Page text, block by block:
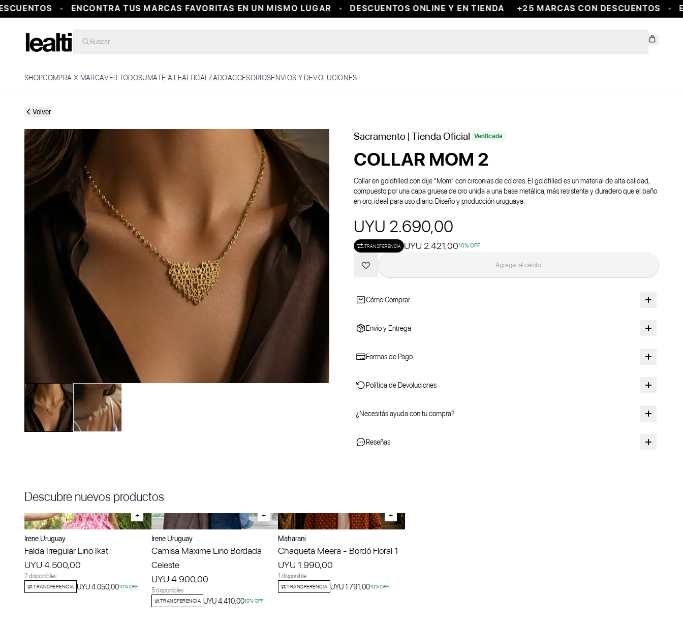
ENCONTRA TUS MARCAS FAVORITAS EN UN MISMO LUGAR DESCUENTOS ONLINE Y EN TIENDA +25 MARCAS CON DESCUENTOS
Buscar
SHOPCOMPRA X MARCAVER TODOSUMATE A LEALTICALZADOACCESORIOSENVIOS Y DEVOLUCIONES
Volver
Sacramento | Tienda Oficial Verificada
COLLAR MOM 2
Collar en goldfilled con dije “Mom” con circonias de colores. El goldfilled es un material de alta calidad,
compuesto por una capa gruesa de oro unida a una base metálica, más resistente y duradero que el baño
en oro, ideal para uso diario. Diseño y producción uruguaya.
UYU 2.690,00
TRANSFERENCIA UYU 2.421,0010% OFF
Agregar al carrito
Cómo Comprar
Envío y Entrega
Formas de Pago
Política de Devoluciones
¿Necesitás ayuda con tu compra?
Reseñas
Descubre nuevos productos
+
Irene Uruguay
Falda Irregular Lino Ikat
UYU 4.500,00
2 disponibles
TRANSFERENCIA UYU 4.050,0010% OFF
+
Irene Uruguay
Camisa Maxime Lino Bordada
Celeste
UYU 4.900,00
5 disponibles
TRANSFERENCIA UYU 4.410,0010% OFF
+
Maharani
Chaqueta Meera - Bordó Floral 1
UYU 1.990,00
1 disponible
TRANSFERENCIA UYU 1.791,0010% OFF